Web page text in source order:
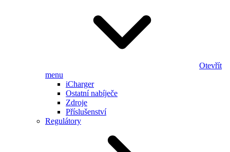
Otevřít
menu
iCharger
Ostatní nabíječe
Zdroje
Příslušenství
Regulátory